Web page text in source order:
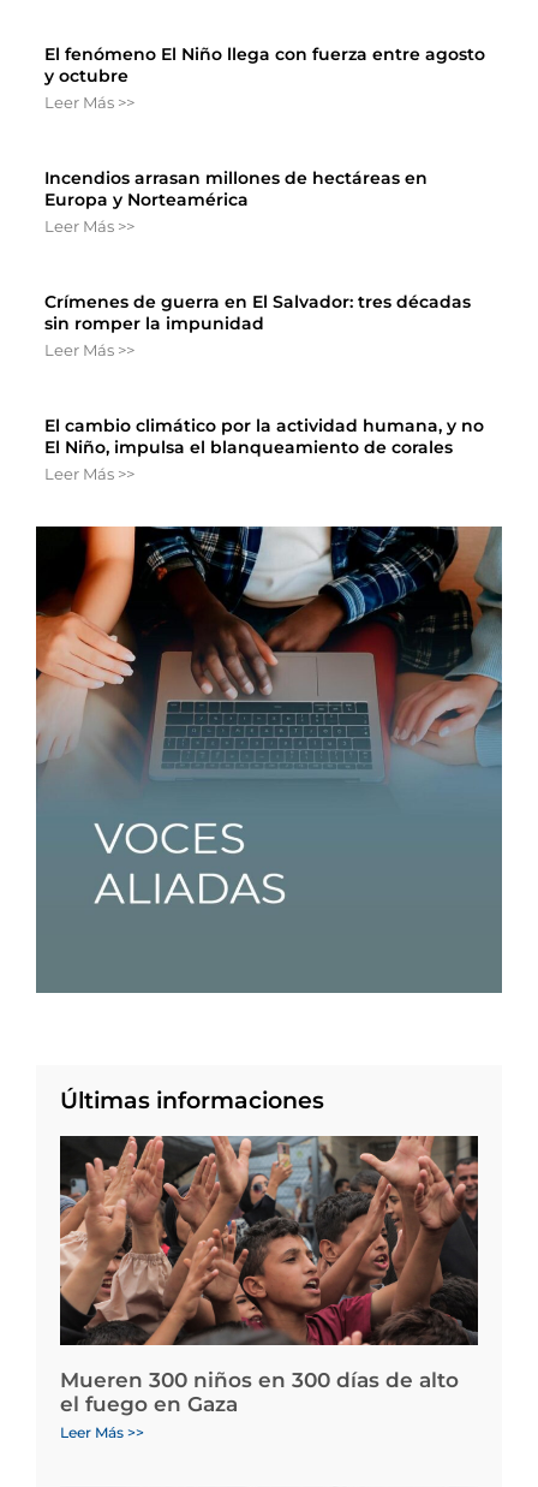
El fenómeno El Niño llega con fuerza entre agosto
y octubre
Leer Más >>
Incendios arrasan millones de hectáreas en
Europa y Norteamérica
Leer Más >>
Crímenes de guerra en El Salvador: tres décadas
sin romper la impunidad
Leer Más >>
El cambio climático por la actividad humana, y no
El Niño, impulsa el blanqueamiento de corales
Leer Más >>
Últimas informaciones
Mueren 300 niños en 300 días de alto
el fuego en Gaza
Leer Más >>